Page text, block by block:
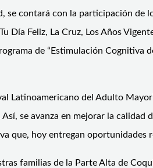
se contará con la participación de
Día Feliz, La Cruz, Los Años
de “Estimulación Cognitiva
Latinoamericano del Adulto
se avanza en mejorar la calidad
que, hoy entregan oportunidades
familias de la Parte Alta de